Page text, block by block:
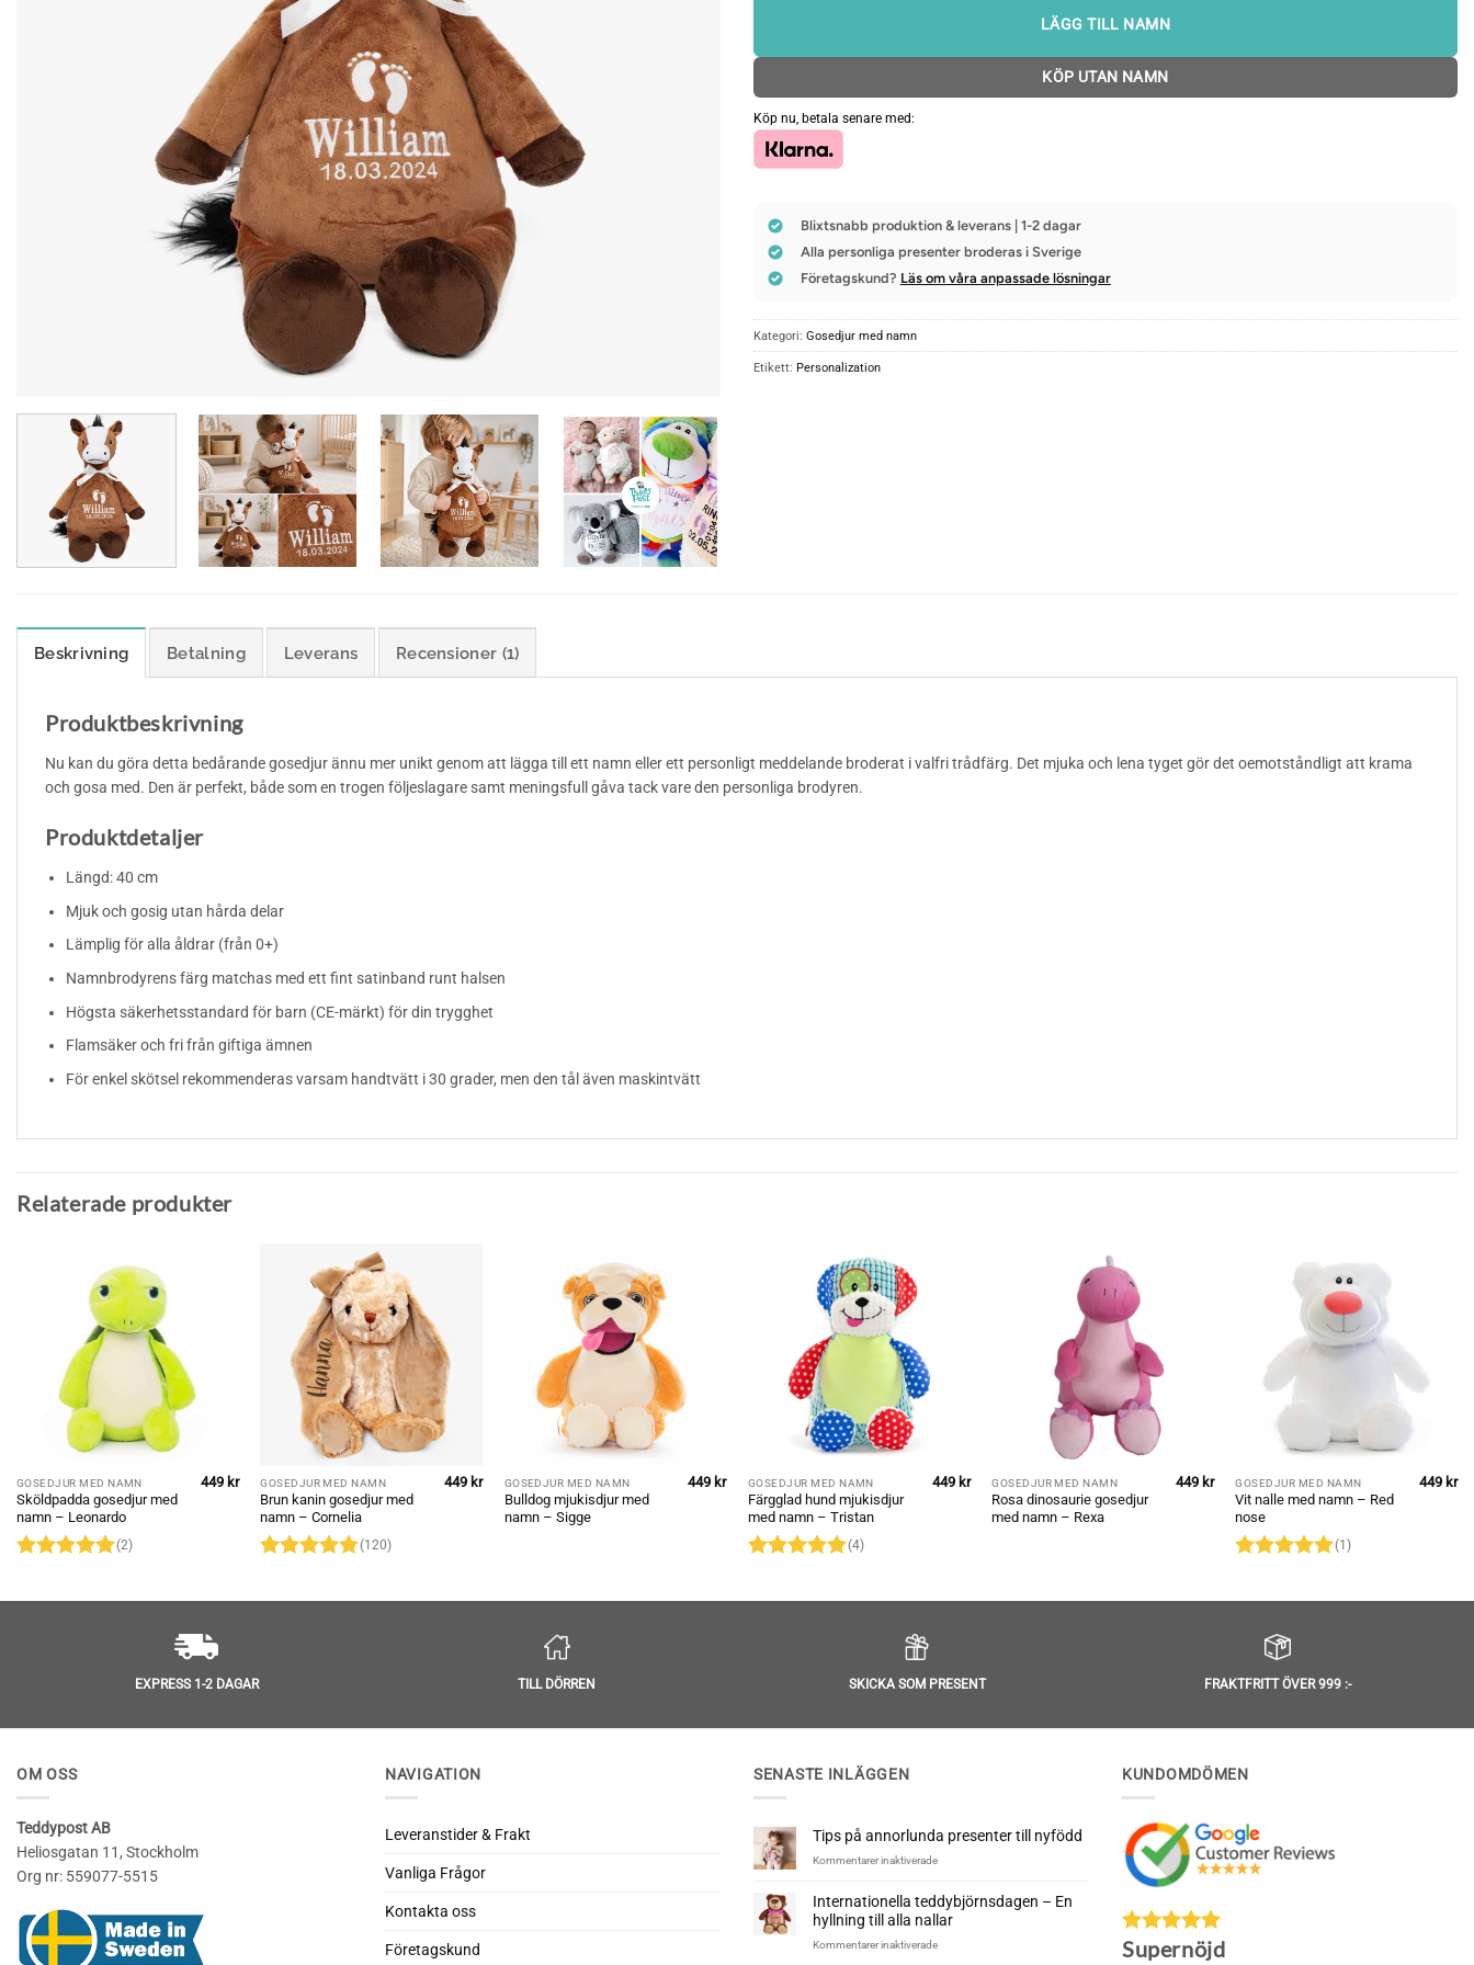
LÄGG TILL NAMN
KÖP UTAN NAMN
Köp nu, betala senare med:
Blixtsnabb produktion & leverans | 1-2 dagar
Alla personliga presenter broderas i Sverige
Företagskund? Läs om våra anpassade lösningar
Kategori: Gosedjur med namn
Etikett: Personalization
Beskrivning Betalning Leverans Recensioner (1)
Produktbeskrivning
Nu kan du göra detta bedårande gosedjur ännu mer unikt genom att lägga till ett namn eller ett personligt meddelande broderat i valfri trådfärg. Det mjuka och lena tyget gör det oemotståndligt att krama
och gosa med. Den är perfekt, både som en trogen följeslagare samt meningsfull gåva tack vare den personliga brodyren.
Produktdetaljer
Längd: 40 cm
Mjuk och gosig utan hårda delar
Lämplig för alla åldrar (från 0+)
Namnbrodyrens färg matchas med ett fint satinband runt halsen
Högsta säkerhetsstandard för barn (CE-märkt) för din trygghet
Flamsäker och fri från giftiga ämnen
För enkel skötsel rekommenderas varsam handtvätt i 30 grader, men den tål även maskintvätt
Relaterade produkter
GOSEDJUR MED NAMN
Sköldpadda gosedjur med
namn – Leonardo
(2)
449 kr GOSEDJUR MED NAMN
Brun kanin gosedjur med
namn – Cornelia
(120)
449 kr GOSEDJUR MED NAMN
Bulldog mjukisdjur med
namn – Sigge
449 kr GOSEDJUR MED NAMN
Färgglad hund mjukisdjur
med namn – Tristan
(4)
449 kr GOSEDJUR MED NAMN
Rosa dinosaurie gosedjur
med namn – Rexa
449 kr GOSEDJUR MED NAMN
Vit nalle med namn – Red
nose
(1)
449 kr
EXPRESS 1-2 DAGAR TILL DÖRREN SKICKA SOM PRESENT FRAKTFRITT ÖVER 999 :-
OM OSS
Teddypost AB
Heliosgatan 11, Stockholm
Org nr: 559077-5515
NAVIGATION
Leveranstider & Frakt
Vanliga Frågor
Kontakta oss
Företagskund
SENASTE INLÄGGEN
Tips på annorlunda presenter till nyfödd
Kommentarer inaktiveradeför
annorlunda
presenter
till
Internationella teddybjörnsdagen – En
hyllning till alla nallar
Kommentarer inaktiveradeför
KUNDOMDÖMEN
Supernöjd